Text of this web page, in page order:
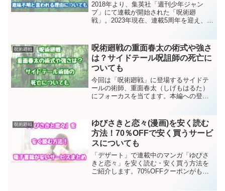
2018年より、集英社「週刊少年ジャン
プ」にて連載が開始された「呪術廻
戦」。2023年現在、連載5周年を迎え、ジ
難しいと言われているのも事実。今回
は、ジャンプの人気作品...
呪術廻戦
呪術廻戦の重面春太の術式や強さ
は？サイドテール呪詛師の死亡に
ついても
今回は「呪術廻戦」に登場するサイドテ
ールの術師、重面春太（しげもはるた）
にフォーカスを当てます。本編への登場
的な性格である、根っからの呪詛師で
す。そんな重面春太の術式や...
呪術廻戦
ゆびさきと恋々(漫画)を安く読む
方法！70％OFFで安く買うサービ
スについても
「デザート」で連載中のマンガ「ゆびさ
きと恋々」を安く読む・安く買う方法を
ご紹介します。70%OFFクーポンがもら